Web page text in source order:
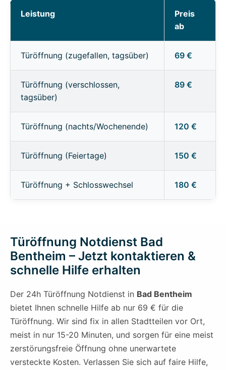
Leistung
Preis
ab
Türöffnung (zugefallen, tagsüber) 69 €
Türöffnung (verschlossen,
tagsüber)
89 €
Türöffnung (nachts/Wochenende) 120 €
Türöffnung (Feiertage) 150 €
Türöffnung + Schlosswechsel 180 €
Türöffnung Notdienst Bad
Bentheim – Jetzt kontaktieren &
schnelle Hilfe erhalten
Der 24h Türöffnung Notdienst in Bad Bentheim
bietet Ihnen schnelle Hilfe ab nur 69 € für die
Türöffnung. Wir sind fix in allen Stadtteilen vor Ort,
meist in nur 15-20 Minuten, und sorgen für eine meist
zerstörungsfreie Öffnung ohne unerwartete
versteckte Kosten. Verlassen Sie sich auf faire Hilfe,